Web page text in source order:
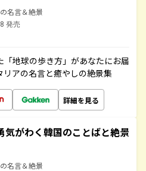
名言＆絶景
発売
地球の歩き方」があなたにお届
アの名言と癒やしの絶景集
詳細を見る
気がわく韓国のことばと絶景
名言＆絶景